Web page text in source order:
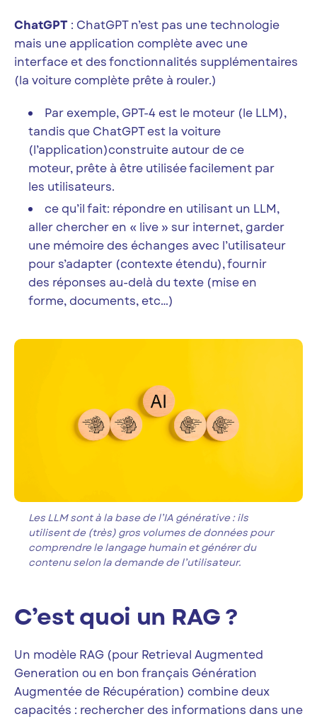
ChatGPT : ChatGPT n’est pas une technologie
mais une application complète avec une
interface et des fonctionnalités supplémentaires
(la voiture complète prête à rouler.)
Par exemple, GPT-4 est le moteur (le LLM),
tandis que ChatGPT est la voiture
(l’application)construite autour de ce
moteur, prête à être utilisée facilement par
les utilisateurs.
ce qu’il fait: répondre en utilisant un LLM,
aller chercher en « live » sur internet, garder
une mémoire des échanges avec l’utilisateur
pour s’adapter (contexte étendu), fournir
des réponses au-delà du texte (mise en
forme, documents, etc…)
Les LLM sont à la base de l’IA générative : ils
utilisent de (très) gros volumes de données pour
comprendre le langage humain et générer du
contenu selon la demande de l’utilisateur.
C’est quoi un RAG ?
Un modèle RAG (pour Retrieval Augmented
Generation ou en bon français Génération
Augmentée de Récupération) combine deux
capacités : rechercher des informations dans une